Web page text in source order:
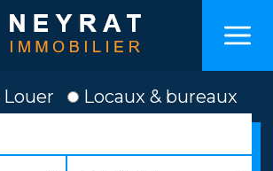
Louer Locaux & bureaux